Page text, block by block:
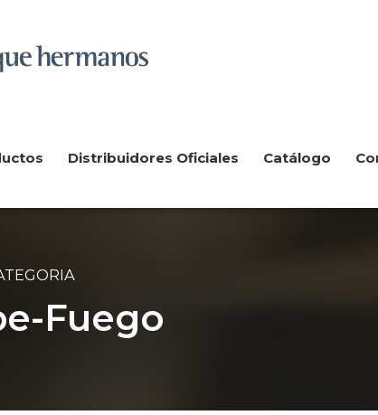
Distribuidores Oficiales Catálogo
Fuego